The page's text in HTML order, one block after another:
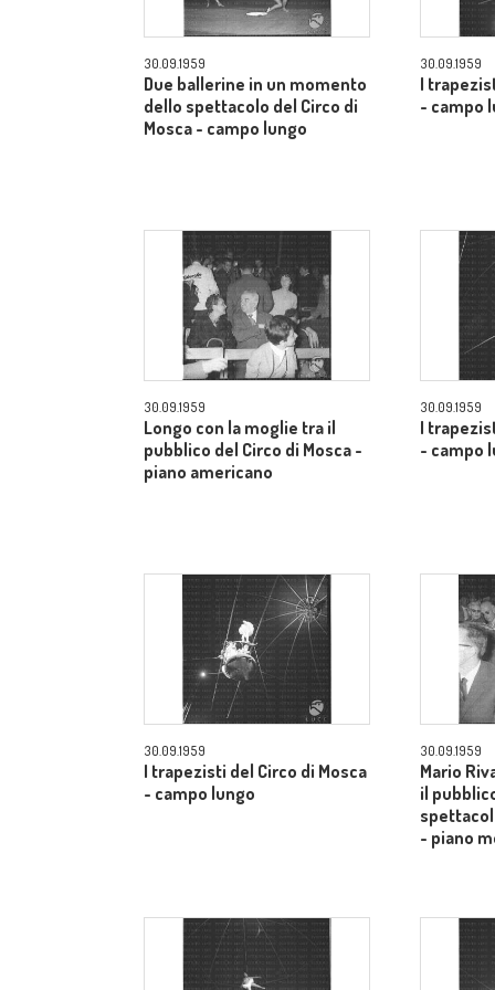
30.09.1959
Due ballerine in un momento
dello spettacolo del Circo di
Mosca - campo lungo
30.09.1959
I
- campo
30.09.1959
Longo con la moglie tra il
pubblico del Circo di Mosca -
piano americano
30.09.1959
I
- campo
30.09.1959
I trapezisti del Circo di Mosca
- campo lungo
30.09.1959
Mario
il
- piano